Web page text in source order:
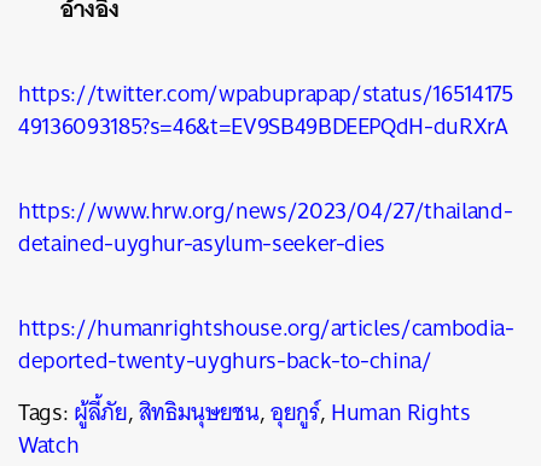
อ้างอิง
https://twitter.com/wpabuprapap/status/16514175
49136093185?s=46&t=EV9SB49BDEEPQdH-duRXrA
https://www.hrw.org/news/2023/04/27/thailand-
detained-uyghur-asylum-seeker-dies
https://humanrightshouse.org/articles/cambodia-
deported-twenty-uyghurs-back-to-china/
Tags:ผู้ลี้ภัย,สิทธิมนุษยชน,อุยกูร์,Human Rights
Watch